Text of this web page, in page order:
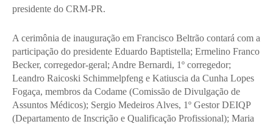
presidente do CRM-PR.
A cerimônia de inauguração em Francisco Beltrão contará com a
participação do presidente Eduardo Baptistella; Ermelino Franco
Becker, corregedor-geral; Andre Bernardi, 1º corregedor;
Leandro Raicoski Schimmelpfeng e Katiuscia da Cunha Lopes
Fogaça, membros da Codame (Comissão de Divulgação de
Assuntos Médicos); Sergio Medeiros Alves, 1º Gestor DEIQP
(Departamento de Inscrição e Qualificação Profissional); Maria